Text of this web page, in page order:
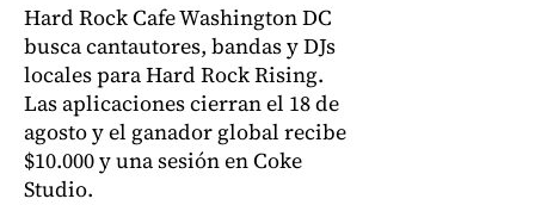
Hard Rock Cafe Washington DC
busca cantautores, bandas y DJs
locales para Hard Rock Rising.
Las aplicaciones cierran el 18 de
agosto y el ganador global recibe
$10.000 y una sesión en Coke
Studio.